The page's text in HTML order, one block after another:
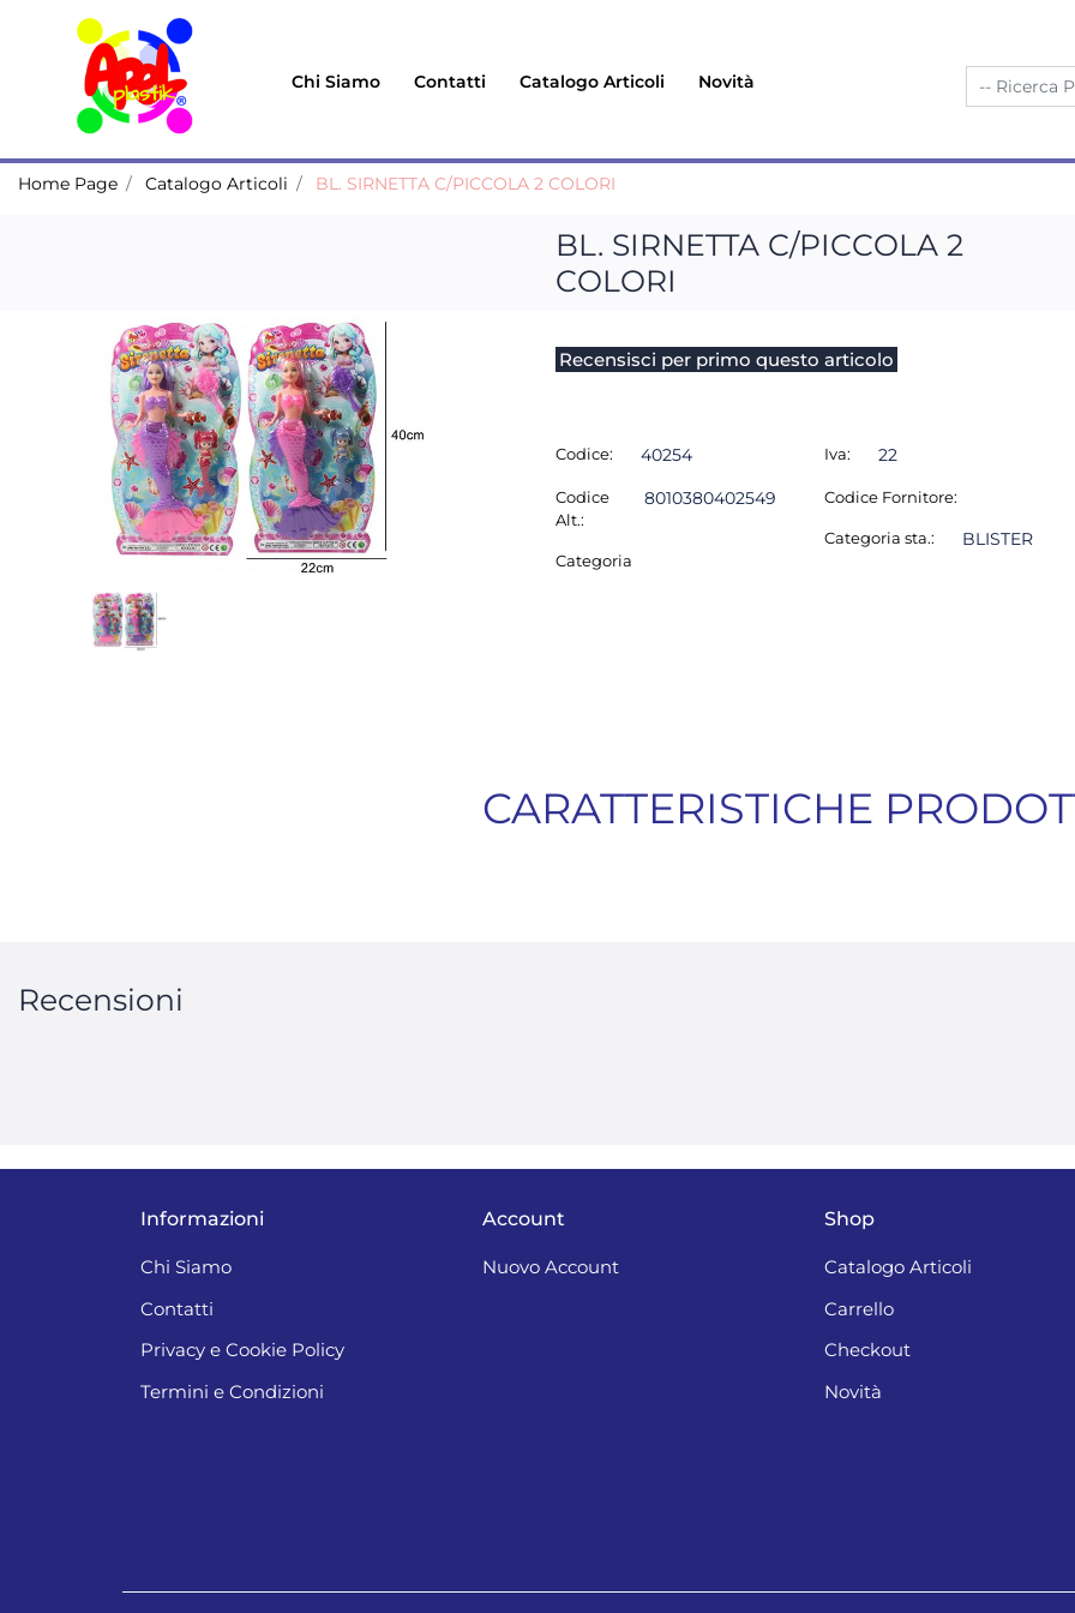
Chi Siamo Contatti Catalogo Articoli Novità
Home Page Catalogo Articoli BL. SIRNETTA C/PICCOLA 2 COLORI
BL. SIRNETTA C/PICCOLA 2
COLORI
Recensisci per primo questo articolo
Codice: 40254
Codice
Alt.:
8010380402549
Categoria
Iva: 22
Codice Fornitore:
Categoria sta.: BLISTER
CARATTERISTICHE
Recensioni
Informazioni
Chi Siamo
Contatti
Privacy e Cookie Policy
Termini e Condizioni
Account
Nuovo Account
Shop
Catalogo Articoli
Carrello
Checkout
Novità